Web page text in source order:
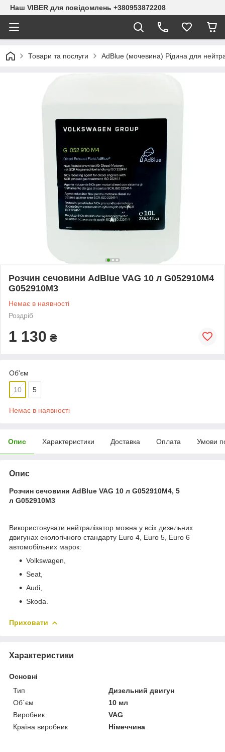
Наш VIBER для повідомлень +380953872208
Товари та послуги AdBlue (мочевина) Рідина для
Розчин сечовини AdBlue VAG 10 л G052910M4
G052910M3
Немає в наявності
Роздріб
1 130 ₴
Об'єм
10 5
Немає в наявності
Опис Характеристики Доставка Оплата Умови
Опис
Розчин сечовини AdBlue VAG 10 л G052910M4, 5
л G052910M3
Використовувати нейтралізатор можна у всіх дизельних
двигунах екологічного стандарту Euro 4, Euro 5, Euro 6
автомобільних марок:
Volkswagen,
Seat,
Audi,
Skoda.
Приховати
Характеристики
Основні
Тип
Дизельний двигун
Об`єм
10 мл
Виробник
VAG
Країна виробник
Німеччина